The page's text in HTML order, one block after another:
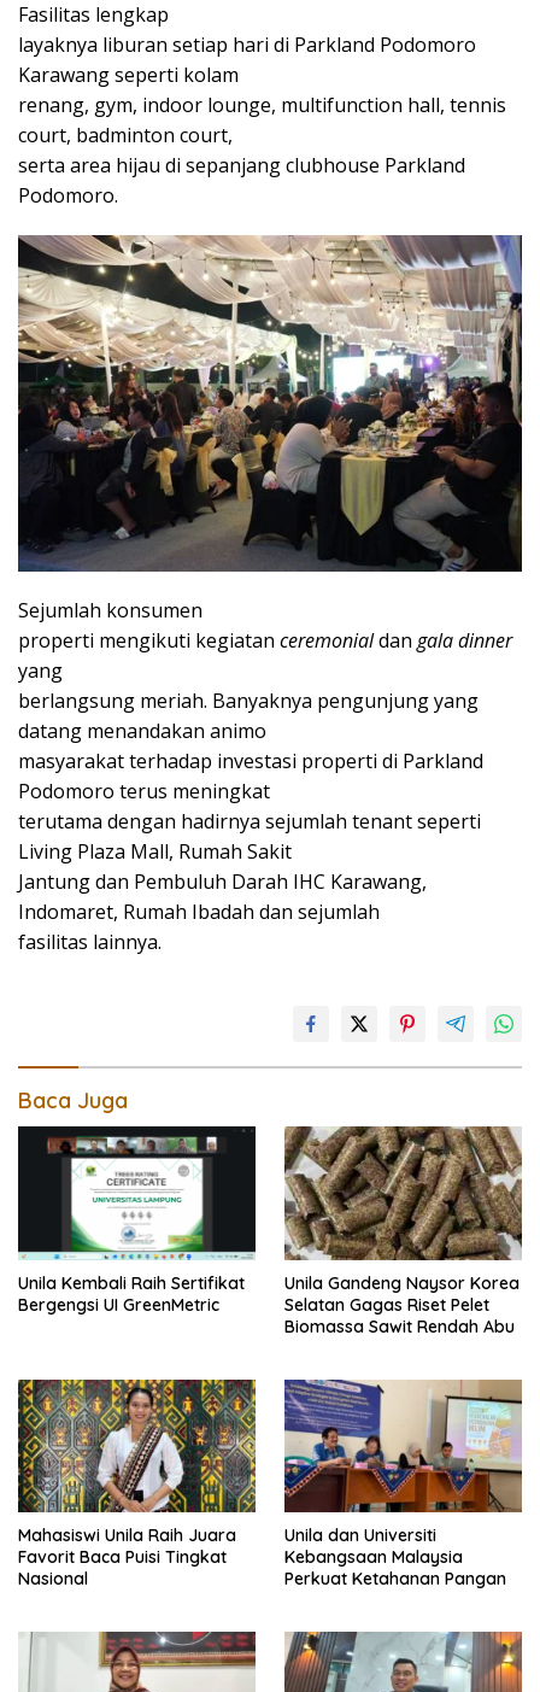
Fasilitas lengkap
layaknya liburan setiap hari di Parkland Podomoro
Karawang seperti kolam
renang, gym, indoor lounge, multifunction hall, tennis
court, badminton court,
serta area hijau di sepanjang clubhouse Parkland
Podomoro.
Sejumlah konsumen
properti mengikuti kegiatan ceremonialdan gala dinner
yang
berlangsung meriah. Banyaknya pengunjung yang
datang menandakan animo
masyarakat terhadap investasi properti di Parkland
Podomoro terus meningkat
terutama dengan hadirnya sejumlah tenant seperti
Living Plaza Mall, Rumah Sakit
Jantung dan Pembuluh Darah IHC Karawang,
Indomaret, Rumah Ibadah dan sejumlah
fasilitas lainnya.
Baca Juga
Unila Kembali Raih Sertifikat
Bergengsi UI GreenMetric
Unila Gandeng Naysor Korea
Selatan Gagas Riset Pelet
Biomassa Sawit Rendah Abu
Mahasiswi Unila Raih Juara
Favorit Baca Puisi Tingkat
Nasional
Unila dan Universiti
Kebangsaan Malaysia
Perkuat Ketahanan Pangan